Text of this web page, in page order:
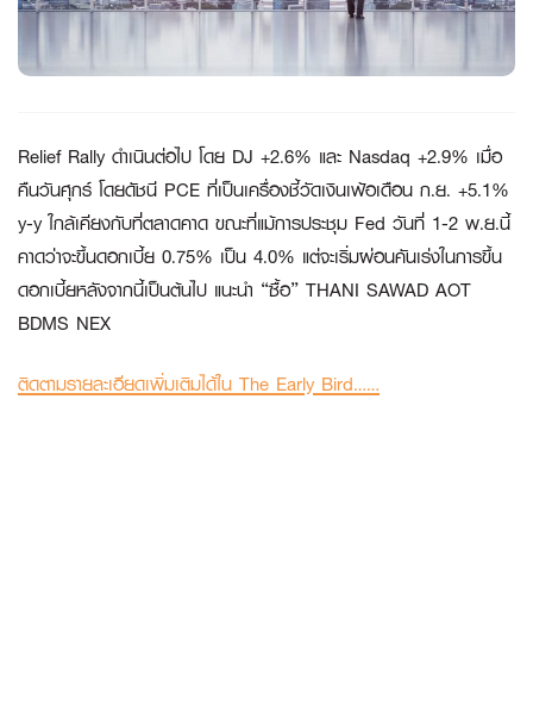
Relief Rally ดำเนินต่อไป โดย DJ +2.6% และ Nasdaq +2.9% เมื่อ
คืนวันศุกร์ โดยดัชนี PCE ที่เป็นเครื่องชี้วัดเงินเฟ้อเดือน ก.ย. +5.1%
y-y ใกล้เคียงกับที่ตลาดคาด ขณะที่แม้การประชุม Fed วันที่ 1-2 พ.ย.นี้
คาดว่าจะขึ้นดอกเบี้ย 0.75% เป็น 4.0% แต่จะเริ่มผ่อนคันเร่งในการขึ้น
ดอกเบี้ยหลังจากนี้เป็นต้นไป แนะนำ “ซื้อ” THANI SAWAD AOT
BDMS NEX
ติดตามรายละเอียดเพิ่มเติมได้ใน The Early Bird……